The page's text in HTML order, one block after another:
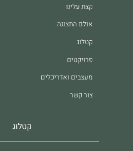
קצת עלינו
אולם התצוגה
קטלוג
פרויקטים
מעצבים ואדריכלים
צור קשר
קטלוג